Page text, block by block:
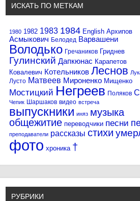
ИСКАТЬ ПО МЕТКАМ
1980 1982 1983 1984 English Архипов
Асмыкович Белодед Варвашени
Володько Гречаников Гриднев
Гулинский Дапкюнас Карапетов
Ковалевич Котельников Леснов
Лусто Матвеев Мироненко Мищенко
Мостицкий Негреев Поляков
Чепик Шаршаков видео встреча
выпускники иняз музыка
общежитие переводчики песни
преподаватели рассказы стихи
фото хроника †
РУБРИКИ